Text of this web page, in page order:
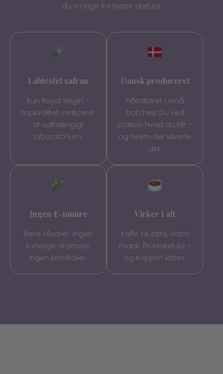
du smage fra første skefuld.
Labtestet safran
Kun Royal Negin –
topkvalitet verificeret
af uafhængigt
laboratorium.
Dansk produceret
Håndlavet i små
batches. Du ved
præcis hvad du får –
og hvem der lavede
det.
Ingen E-numre
Rene råvarer. Ingen
kunstige aromaer,
ingen kemikalier.
Virker i alt
Kaffe, te, latte, varm
mælk. Én teskefuld –
og koppen løftes.